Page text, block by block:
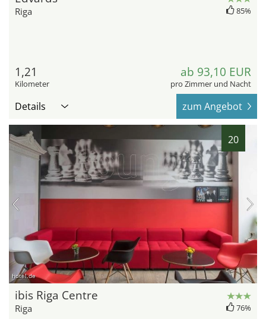
Riga 85%
1,21
Kilometer
ab 93,10 EUR
pro Zimmer und Nacht
Details zum Angebot
20
hotel.de
ibis Riga Centre
Riga 76%